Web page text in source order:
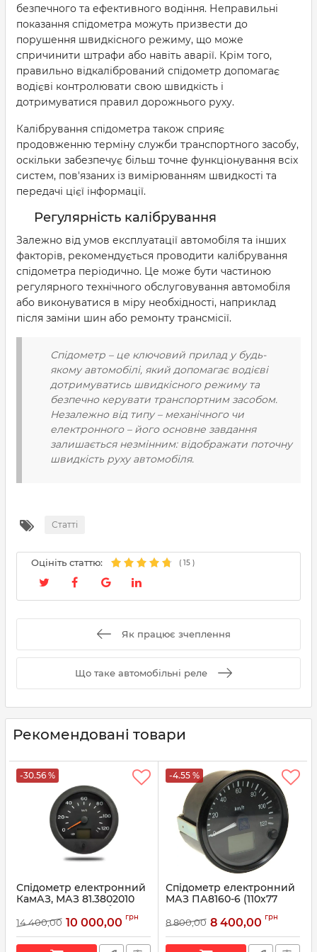
безпечного та ефективного водіння. Неправильні
показання спідометра можуть призвести до
порушення швидкісного режиму, що може
спричинити штрафи або навіть аварії. Крім того,
правильно відкалібрований спідометр допомагає
водієві контролювати свою швидкість і
дотримуватися правил дорожнього руху.
Калібрування спідометра також сприяє
продовженню терміну служби транспортного засобу,
оскільки забезпечує більш точне функціонування всіх
систем, пов'язаних із вимірюванням швидкості та
передачі цієї інформації.
Регулярність калібрування
Залежно від умов експлуатації автомобіля та інших
факторів, рекомендується проводити калібрування
спідометра періодично. Це може бути частиною
регулярного технічного обслуговування автомобіля
або виконуватися в міру необхідності, наприклад
після заміни шин або ремонту трансмісії.
Спідометр – це ключовий прилад у будь-
якому автомобілі, який допомагає водієві
дотримуватись швидкісного режиму та
безпечно керувати транспортним засобом.
Незалежно від типу – механічного чи
електронного – його основне завдання
залишається незмінним: відображати поточну
швидкість руху автомобіля.
Статті
Оцініть статтю: ( 15 )
Як працює зчеплення
Що таке автомобільні реле
Рекомендовані товари
-30.56 %
Спідометр електронний
КамАЗ, МАЗ 81.3802010
(вир-во Автоприбор)
Артикул: 81.3802010
14 400,00 10 000,00 грн
-4.55 %
Спідометр електронний
МАЗ ПА8160-6 (110х77
Артикул: ПА8160-6
8 800,00 8 400,00 грн